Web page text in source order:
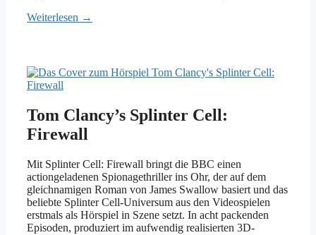
Weiterlesen →
Tom Clancy’s Splinter Cell:
Firewall
Mit Splinter Cell: Firewall bringt die BBC einen
actiongeladenen Spionagethriller ins Ohr, der auf dem
gleichnamigen Roman von James Swallow basiert und das
beliebte Splinter Cell-Universum aus den Videospielen
erstmals als Hörspiel in Szene setzt. In acht packenden
Episoden, produziert im aufwendig realisierten 3D-